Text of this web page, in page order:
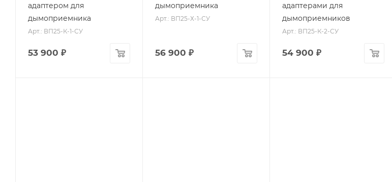
адаптером для
дымоприемника
Арт.: ВП25-К-1-СУ
53 900 ₽
дымоприемника
Арт.: ВП25-Х-1-СУ
56 900 ₽
адаптерами для
дымоприемников
Арт.: ВП25-К-2-СУ
54 900 ₽